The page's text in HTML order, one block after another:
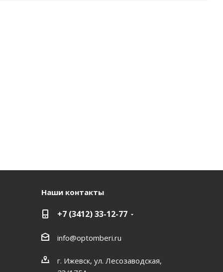
Наши контакты
+7 (3412) 33-12-77
info@optomberi.ru
г. Ижевск, ул. Лесозаводская,